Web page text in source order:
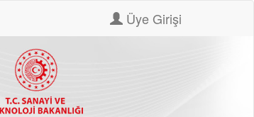
Üye Girişi